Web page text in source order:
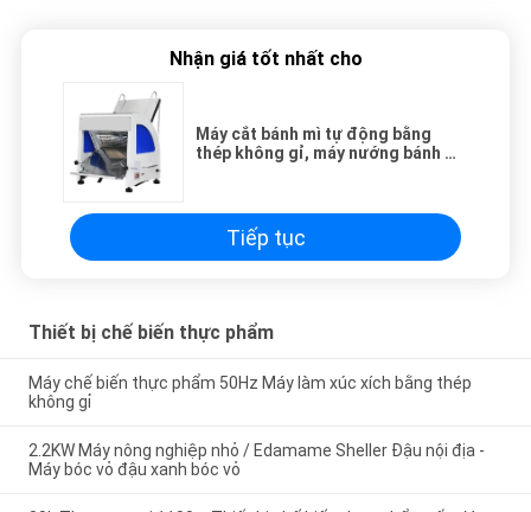
Nhận giá tốt nhất cho
Máy cắt bánh mì tự động bằng
thép không gỉ, máy nướng bánh mì
Tiếp tục
Thiết bị chế biến thực phẩm
Máy chế biến thực phẩm 50Hz Máy làm xúc xích bằng thép
không gỉ
2.2KW Máy nông nghiệp nhỏ / Edamame Sheller Đậu nội địa -
Máy bóc vỏ đậu xanh bóc vỏ